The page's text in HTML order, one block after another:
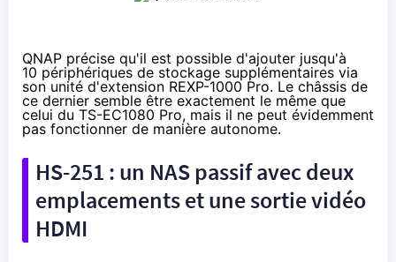
QNAP précise qu'il est possible d'ajouter jusqu'à
10 périphériques de stockage supplémentaires via
son unité d'extension REXP-1000 Pro. Le châssis de
ce dernier semble être exactement le même que
celui du TS-EC1080 Pro, mais il ne peut évidemment
pas fonctionner de manière autonome.
HS-251 : un NASpassif avec deux
emplacements et une sortie vidéo
HDMI